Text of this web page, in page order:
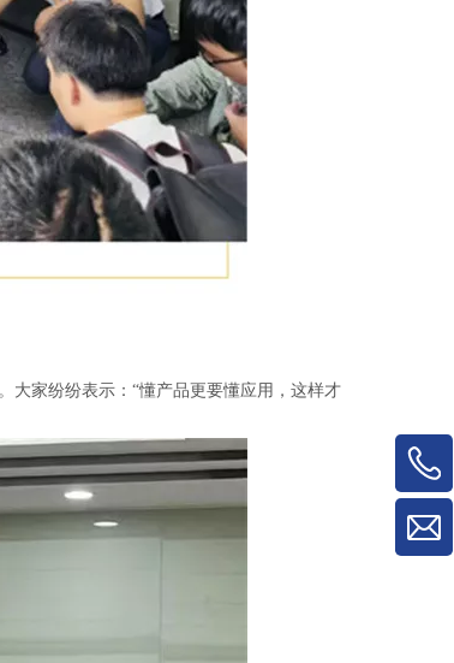
大家纷纷表示：“懂产品更要懂应用，这样才